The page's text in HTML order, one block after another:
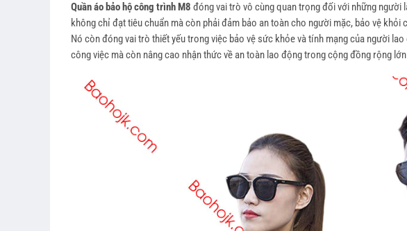
Quần áo bảo hộ công trình M8 đóng vai trò vô cùng quan trọng đối với những người
không chỉ đạt tiêu chuẩn mà còn phải đảm bảo an toàn cho người mặc, bảo vệ
Nó còn đóng vai trò thiết yếu trong việc bảo vệ sức khỏe và tính mạng của người
công việc mà còn nâng cao nhận thức về an toàn lao động trong cộng đồng rộng